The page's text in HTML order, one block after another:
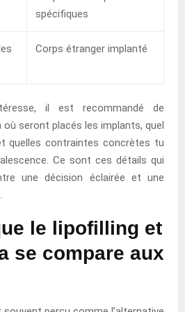
spécifiques
Corps étranger implanté
il est recommandé de
où seront placés les implants, quel
quelles contraintes concrètes tu
Ce sont ces détails qui
une décision éclairée et une
le lipofilling et
se compare aux